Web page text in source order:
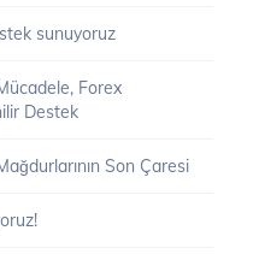
sunuyoruz
Forex
Destek
Son Çaresi